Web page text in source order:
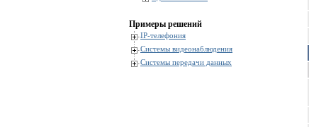
Примеры решений
IP-телефония
Системы видеонаблюдения
Системы передачи данных